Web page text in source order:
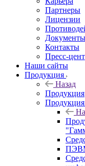
Партнеры
Лицензии
Документы
Контакты
Пресс-
Наши сайты
Продукция
Назад
Продукция